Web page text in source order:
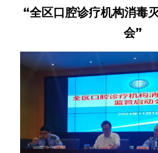
“全区口腔诊疗机构消毒
会”